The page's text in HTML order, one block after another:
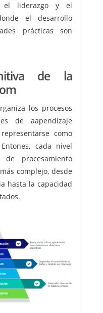
el liderazgo y el
el desarrollo
prácticas son
de la
los procesos
de aapendizaje
como
cada nivel
procesamiento
complejo, desde
hasta la capacidad